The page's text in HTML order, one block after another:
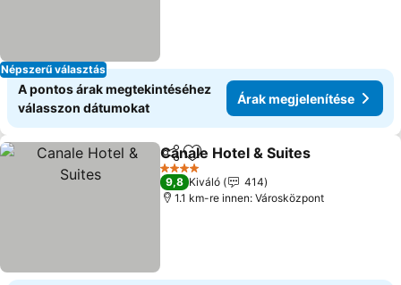
Népszerű választás
A pontos árak megtekintéséhez
válasszon dátumokat
Árak megjelenítése
Megosztás
Hozzáadás a kedvencekhez
Canale Hotel & Suites
4 Kategória
9,8 Kiváló
414
1.1 km-re innen: Városközpont